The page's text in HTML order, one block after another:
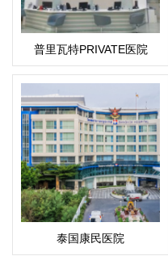
普里瓦特PRIVATE医院
泰国康民医院